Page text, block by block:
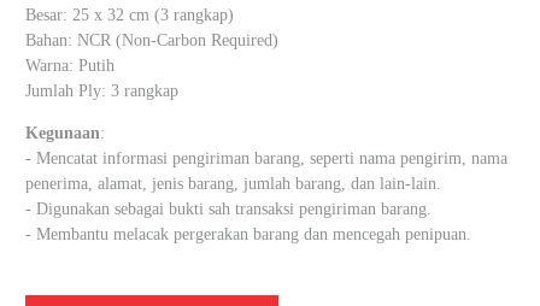
Besar: 25 x 32 cm (3 rangkap)
Bahan: NCR (Non-Carbon Required)
Warna: Putih
Jumlah Ply: 3 rangkap
Kegunaan:
- Mencatat informasi pengiriman barang, seperti nama pengirim, nama
penerima, alamat, jenis barang, jumlah barang, dan lain-lain.
- Digunakan sebagai bukti sah transaksi pengiriman barang.
- Membantu melacak pergerakan barang dan mencegah penipuan.